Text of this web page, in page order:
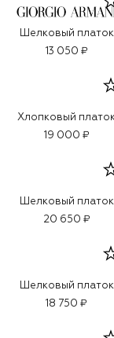
Шелковый платок
13 050 ₽
Хлопковый
19 000 ₽
Шелковый платок
20 650 ₽
Шелковый платок
18 750 ₽